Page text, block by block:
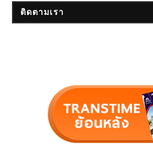
ติดตามเรา